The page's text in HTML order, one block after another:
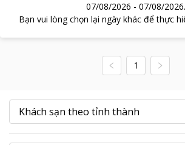
07/08/2026 - 07/08/2026.
Bạn vui lòng chọn lại ngày khác để thực
1